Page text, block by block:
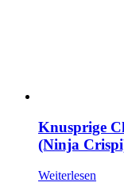
Knusprige
(Ninja
Weiterlesen